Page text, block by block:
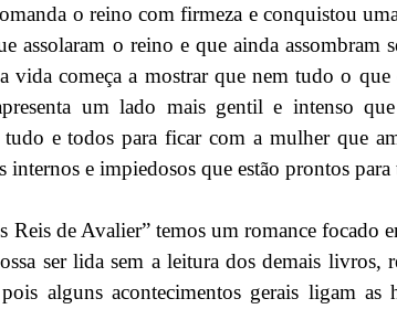
o reino com firmeza e conquistou
assolaram o reino e que ainda assombram
vida começa a mostrar que nem tudo o
um lado mais gentil e intenso
tudo e todos para ficar com a mulher que
internos e impiedosos que estão prontos
Reis de Avalier” temos um romance focado
ser lida sem a leitura dos demais livros,
alguns acontecimentos gerais ligam